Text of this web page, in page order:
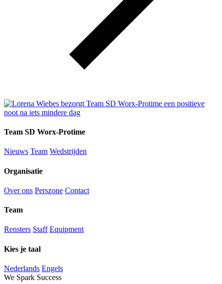
Team SD Worx-Protime
Nieuws Team Wedstrijden
Organisatie
Over ons Perszone Contact
Team
Rensters Staff Equipment
Kies je taal
Nederlands Engels
We Spark Success